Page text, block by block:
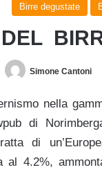
Birre degustate
Simone Cantoni
nella
di
di
al 4.2%,